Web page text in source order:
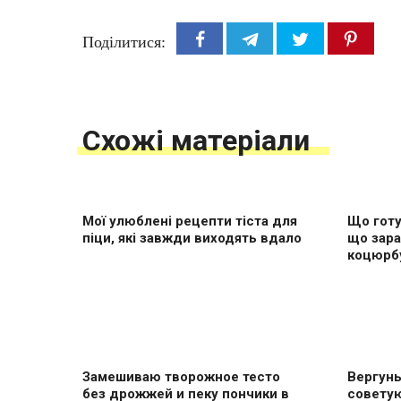
Поділитися:
Схожі матеріали
Мої улюблені рецепти тіста для
піци, які завжди виходять вдало
Що
що
Замешиваю творожное тесто
без дрожжей и пеку пончики в